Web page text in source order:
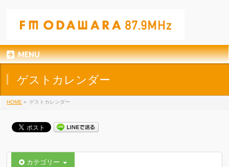
MENU
ゲストカレンダー
HOME » ゲストカレンダー
カテゴリー